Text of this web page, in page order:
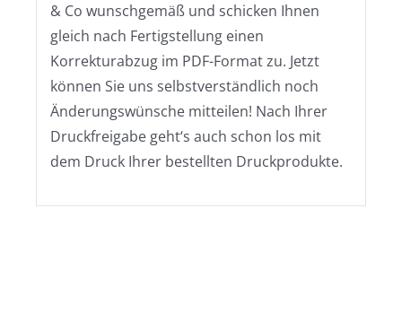
& Co wunschgemäß und schicken Ihnen
gleich nach Fertigstellung einen
Korrekturabzug im PDF-Format zu. Jetzt
können Sie uns selbstverständlich noch
Änderungswünsche mitteilen! Nach Ihrer
Druckfreigabe geht‘s auch schon los mit
dem Druck Ihrer bestellten Druckprodukte.